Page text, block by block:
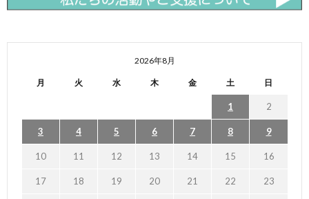
2026年8月
月 火 水 木 金 土 日
1 2
3 4 5 6 7 8 9
10 11 12 13 14 15 16
17 18 19 20 21 22 23